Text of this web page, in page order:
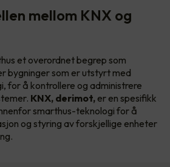
mellom KNX og
et overordnet begrep som
bygninger som er utstyrt med
for å kontrollere og administrere
KNX, derimot, er en spesifikk
smarthus-teknologi for å
og styring av forskjellige enheter